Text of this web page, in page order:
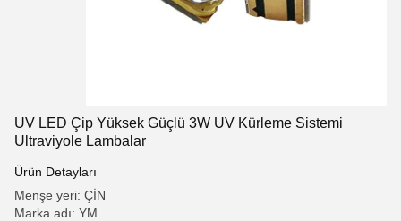
UV LED Çip Yüksek Güçlü 3W UV Kürleme Sistemi
Ultraviyole Lambalar
Ürün Detayları
Menşe yeri: ÇİN
Marka adı: YM